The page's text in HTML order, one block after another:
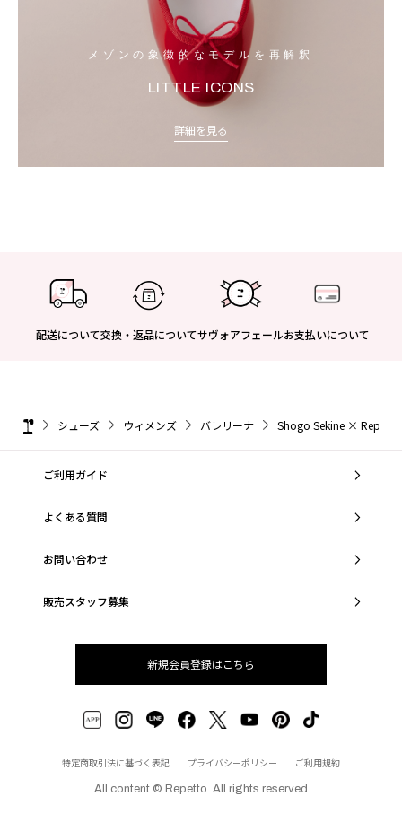
メゾンの象徴的なモデルを再解釈
LITTLE ICONS
詳細を見る
配送について交換・返品についてサヴォアフェールお支払いについて
シューズ ウィメンズ バレリーナ Shogo Sekine × Repetto
ご利用ガイド
よくある質問
お問い合わせ
販売スタッフ募集
新規会員登録はこちら
特定商取引法に基づく表記 プライバシーポリシー ご利用規約
All content © Repetto. All rights reserved